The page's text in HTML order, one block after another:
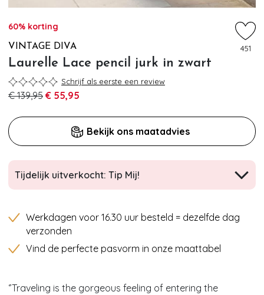
60% korting
VINTAGE DIVA
Laurelle Lace pencil jurk in zwart
451
Schrijf als eerste een review
€ 139,95 € 55,95
Bekijk ons maatadvies
Tijdelijk uitverkocht: Tip Mij!
Werkdagen voor 16.30 uur besteld = dezelfde dag
verzonden
Vind de perfecte pasvorm in onze maattabel
‘’Traveling is the gorgeous feeling of entering the